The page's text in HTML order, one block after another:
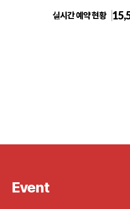
일산주엽 톡스앤필의원
실시간 예약 현황
Event